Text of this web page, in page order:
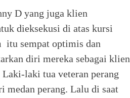
D yang juga klien
dieksekusi di atas kursi
itu sempat optimis dan
diri mereka sebagai klien
laki tua veteran perang
medan perang. Lalu di saat